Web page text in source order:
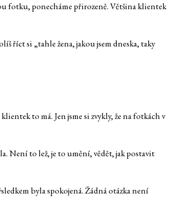
fotku, ponecháme přirozeně. Většina klientek
říct si „tahle žena, jakou jsem dneska, taky
to má. Jen jsme si zvykly, že na fotkách v
Není to lež, je to umění, vědět, jak postavit
byla spokojená. Žádná otázka není